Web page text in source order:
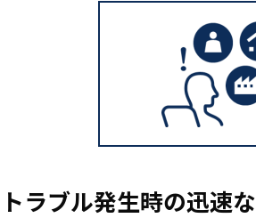
トラブル発生時の迅速な